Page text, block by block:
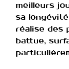
meilleurs
sa
réalise des
battue,